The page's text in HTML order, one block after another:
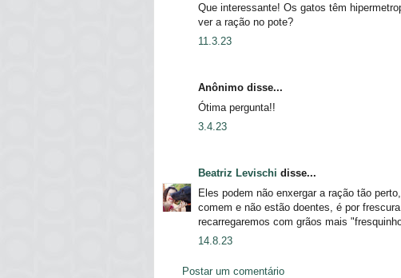
Que interessante! Os gatos têm
ver a ração no pote?
11.3.23
Anônimo disse...
Ótima pergunta!!
3.4.23
Beatriz Levischi disse...
Eles podem não enxergar a ração tão
comem e não estão doentes, é por
recarregaremos com grãos mais
14.8.23
Postar um comentário